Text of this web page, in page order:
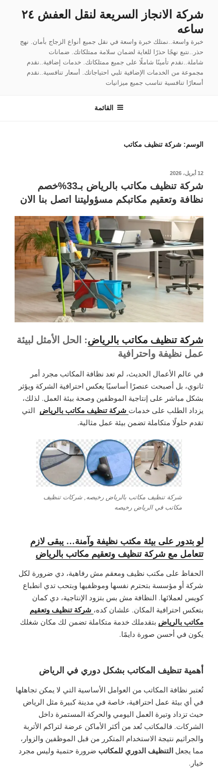
المحتوى
شركة الانجاز السريعة لنقل العفش ٢٤
ساعه
خبرة واسعة..نمتلك خبرة واسعة في نقل جميع أنواع الزجاج بأمان. نهج
حذر..نتبع نهجًا حذرًا للغاية لضمان سلامة ممتلكاتك. ضمانات
شاملة..نقدم تأمينًا شاملًا على جميع ممتلكاتك. خدمات إضافية..نقدم
مجموعة من الخدمات الإضافية تلبي احتياجاتك. أسعار تنافسية..نقدم
أسعارًا تنافسية تناسب جميع ميزانيات
القائمة
الوسم: شركة تنظيف مكاتب
نُشر
12 أبريل، 2026
شركة تنظيف مكاتب بالرياض بـ33%خصم
نظافة وتعقيم مكاتبكم مسؤوليتنا اتصل بنا الان
شركة تنظيف مكاتب بالرياض: الحل الأمثل لبيئة
عمل نظيفة واحترافية
في عالم الأعمال الحديث، لم تعد نظافة المكاتب مجرد أمر
ثانوي، بل أصبحت عنصرًا أساسيًا يعكس احترافية الشركة ويؤثر
بشكل مباشر على إنتاجية الموظفين وصحة بيئة العمل. لذلك،
يزداد الطلب على خدمات شركة تنظيف مكاتب بالرياض التي
تقدم حلولًا متكاملة تضمن بيئة عمل مثالية.
شركة تنظيف مكاتب بالرياض رخيصه, شركات تنظيف
مكاتب في الرياض رخيصه
لو بتدور على بيئة مكتب نظيفة وآمنة… يبقى لازم
تتعامل مع شركة تنظيف وتعقيم مكاتب بالرياض
الحفاظ على مكتب نظيف ومعقم مش رفاهية، دي ضرورة لكل
شركة أو مؤسسة بتحترم نفسها وموظفيها وبتحب تدي انطباع
كويس لعملائها. النظافة مش بس بتزود الإنتاجية، دي كمان
بتعكس احترافية المكان. علشان كده، شركة تنظيف وتعقيم
مكاتب بالرياض بتقدملك خدمة متكاملة تضمن لك مكان شغلك
يكون في أحسن صورة دايمًا.
أهمية تنظيف المكاتب بشكل دوري في الرياض
تُعتبر نظافة المكاتب من العوامل الأساسية التي لا يمكن تجاهلها
في أي بيئة عمل احترافية، خاصة في مدينة كبيرة مثل الرياض
حيث تزداد وتيرة العمل اليومي والحركة المستمرة داخل
الشركات. فالمكاتب تُعد من أكثر الأماكن عرضة لتراكم الأتربة
والجراثيم نتيجة الاستخدام المتكرر من قبل الموظفين والزوار،
مما يجعل التنظيف الدوري للمكاتب ضرورة حتمية وليس مجرد
خيار.